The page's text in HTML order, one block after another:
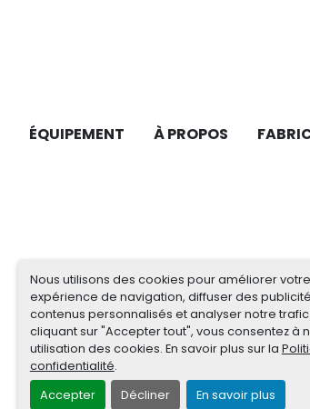
Nous utilisons des cookies pour améliorer votre
expérience de navigation, diffuser des
contenus personnalisés et analyser notre trafic.
cliquant sur "Accepter tout", vous consentez à
utilisation des cookies. En savoir plus sur la
confidentialité.
Accepter
Décliner En savoir plus
ÉQUIPEMENT À PROPOS